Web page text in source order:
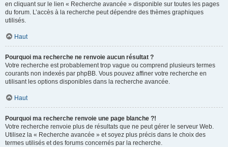
en cliquant sur le lien « Recherche avancée » disponible sur toutes les pages
du forum. L’accès à la recherche peut dépendre des thèmes graphiques
utilisés.
Haut
Pourquoi ma recherche ne renvoie aucun résultat ?
Votre recherche est probablement trop vague ou comprend plusieurs termes
courants non indexés par phpBB. Vous pouvez affiner votre recherche en
utilisant les options disponibles dans la recherche avancée.
Haut
Pourquoi ma recherche renvoie une page blanche ?!
Votre recherche renvoie plus de résultats que ne peut gérer le serveur Web.
Utilisez la « Recherche avancée » et soyez plus précis dans le choix des
termes utilisés et des forums concernés par la recherche.